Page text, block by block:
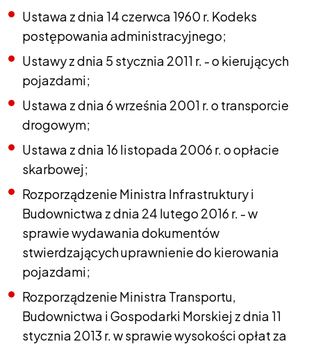
Ustawa z dnia 14 czerwca 1960 r. Kodeks
postępowania administracyjnego;
Ustawy z dnia 5 stycznia 2011 r. - o kierujących
pojazdami;
Ustawa z dnia 6 września 2001 r. o transporcie
drogowym;
Ustawa z dnia 16 listopada 2006 r. o opłacie
skarbowej;
Rozporządzenie Ministra Infrastruktury i
Budownictwa z dnia 24 lutego 2016 r. - w
sprawie wydawania dokumentów
stwierdzających uprawnienie do kierowania
pojazdami;
Rozporządzenie Ministra Transportu,
Budownictwa i Gospodarki Morskiej z dnia 11
stycznia 2013 r. w sprawie wysokości opłat za